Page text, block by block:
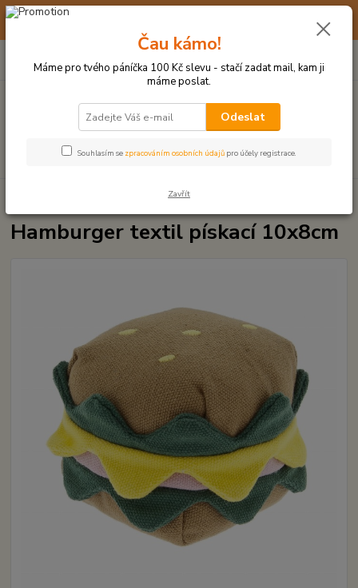
☀️ 10. - 14. SRPNA 2026 MÁME DOVOLENOU ☀️ OBJEDNÁVKY
Hledat
po–pá: 9–17 hod.
za0 Kč
PLYŠOVÉ A TEXTILNÍ HRAČKY
Hamburger textil pískací 10x8cm
Čau kámo!
Máme pro tvého páníčka 100 Kč slevu - stačí zadat mail, kam ji
máme poslat.
Odeslat
Souhlasím se zpracováním osobních údajů pro účely registrace.
Zavřít